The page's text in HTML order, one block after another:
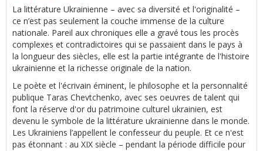
La littérature Ukrainienne – avec sa diversité et l'originalité –
ce n’est pas seulement la couche immense de la culture
nationale. Pareil aux chroniques elle a gravé tous les procès
complexes et contradictoires qui se passaient dans le pays à
la longueur des siècles, elle est la partie intégrante de l'histoire
ukrainienne et la richesse originale de la nation.
Le poète et l'écrivain éminent, le philosophe et la personnalité
publique Taras Chevtchenko, avec ses oeuvres de talent qui
font la réserve d'or du patrimoine culturel ukrainien, est
devenu le symbole de la littérature ukrainienne dans le monde.
Les Ukrainiens l’appellent le confesseur du peuple. Et ce n'est
pas étonnant : au XIX siècle – pendant la période difficile pour